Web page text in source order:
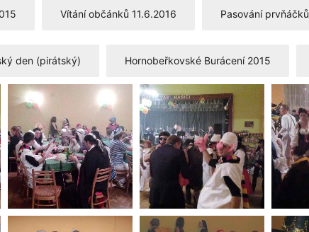
Vítání občánků 11.6.2016 Pasování prvňáčků
den (pirátský) Hornobeřkovské Burácení 2015